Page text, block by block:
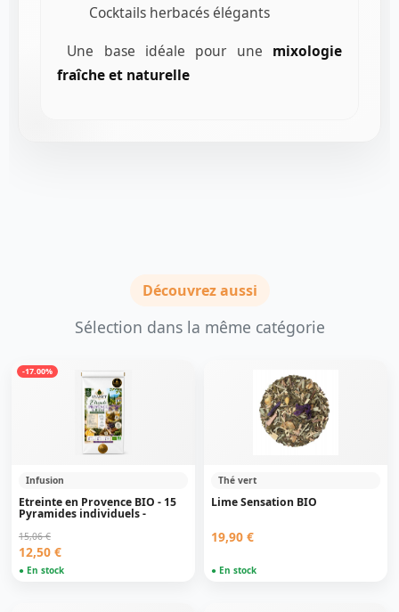
Cocktails herbacés élégants
Une base idéale pour une mixologie
fraîche et naturelle
Découvrez aussi
Sélection dans la même catégorie
-17.00%
Infusion
Etreinte en Provence BIO - 15
Pyramides individuels -
15,06 €
12,50 €
● En stock
Thé vert
Lime Sensation BIO
19,90 €
● En stock